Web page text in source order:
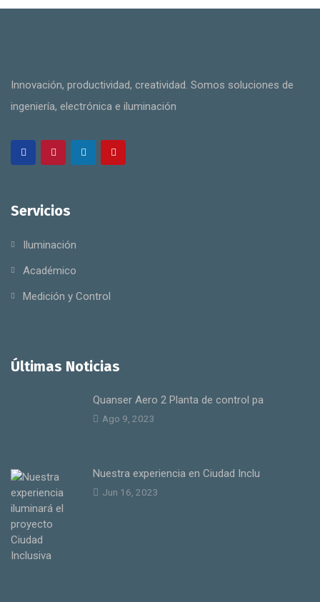
Innovación, productividad, creatividad. Somos soluciones de
ingeniería, electrónica e iluminación
Servicios
Iluminación
Académico
Medición y Control
Últimas Noticias
Quanser Aero 2 Planta de control pa
Ago 9, 2023
Nuestra experiencia en Ciudad Inclu
Jun 16, 2023